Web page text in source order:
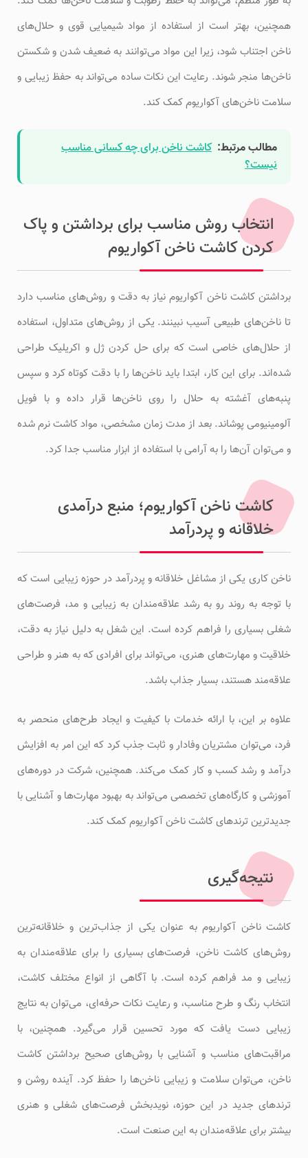
همچنین، بهتر است از استفاده از مواد شیمیایی قوی و حلال‌های
ناخن اجتناب شود، زیرا این مواد می‌توانند به ضعیف شدن و شکستن
ناخن‌ها منجر شوند. رعایت این نکات ساده می‌تواند به حفظ زیبایی و
سلامت ناخن‌های آکواریوم کمک کند.
مطالب مرتبط: کاشت ناخن برای چه کسانی مناسب
نیست؟
انتخاب روش مناسب برای برداشتن و پاک
کردن کاشت ناخن آکواریوم
برداشتن کاشت ناخن آکواریوم نیاز به دقت و روش‌های مناسب دارد
تا ناخن‌های طبیعی آسیب نبینند. یکی از روش‌های متداول، استفاده
از حلال‌های خاصی است که برای حل کردن ژل و اکریلیک طراحی
شده‌اند. برای این کار، ابتدا باید ناخن‌ها را با دقت کوتاه کرد و سپس
پنبه‌های آغشته به حلال را روی ناخن‌ها قرار داده و با فویل
آلومینیومی پوشاند. بعد از مدت زمان مشخصی، مواد کاشت نرم شده
و می‌توان آن‌ها را به آرامی با استفاده از ابزار مناسب جدا کرد.
کاشت ناخن آکواریوم؛ منبع درآمدی
خلاقانه و پردرآمد
ناخن کاری یکی از مشاغل خلاقانه و پردرآمد در حوزه زیبایی است که
با توجه به روند رو به رشد علاقه‌مندان به زیبایی و مد، فرصت‌های
شغلی بسیاری را فراهم کرده است. این شغل به دلیل نیاز به دقت،
خلاقیت و مهارت‌های هنری، می‌تواند برای افرادی که به هنر و طراحی
علاقه‌مند هستند، بسیار جذاب باشد.
علاوه بر این، با ارائه خدمات با کیفیت و ایجاد طرح‌های منحصر به
فرد، می‌توان مشتریان وفادار و ثابت جذب کرد که این امر به افزایش
درآمد و رشد کسب و کار کمک می‌کند. همچنین، شرکت در دوره‌های
آموزشی و کارگاه‌های تخصصی می‌تواند به بهبود مهارت‌ها و آشنایی با
جدیدترین ترندهای کاشت ناخن آکواریوم کمک کند.
نتیجه‌گیری
کاشت ناخن آکواریوم به عنوان یکی از جذاب‌ترین و خلاقانه‌ترین
روش‌های کاشت ناخن، فرصت‌های بسیاری را برای علاقه‌مندان به
زیبایی و مد فراهم کرده است. با آگاهی از انواع مختلف کاشت،
انتخاب رنگ و طرح مناسب، و رعایت نکات حرفه‌ای، می‌توان به نتایج
زیبایی دست یافت که مورد تحسین قرار می‌گیرد. همچنین، با
مراقبت‌های مناسب و آشنایی با روش‌های صحیح برداشتن کاشت
ناخن، می‌توان سلامت و زیبایی ناخن‌ها را حفظ کرد. آینده روشن و
ترندهای جدید در این حوزه، نویدبخش فرصت‌های شغلی و هنری
بیشتر برای علاقه‌مندان به این صنعت است.